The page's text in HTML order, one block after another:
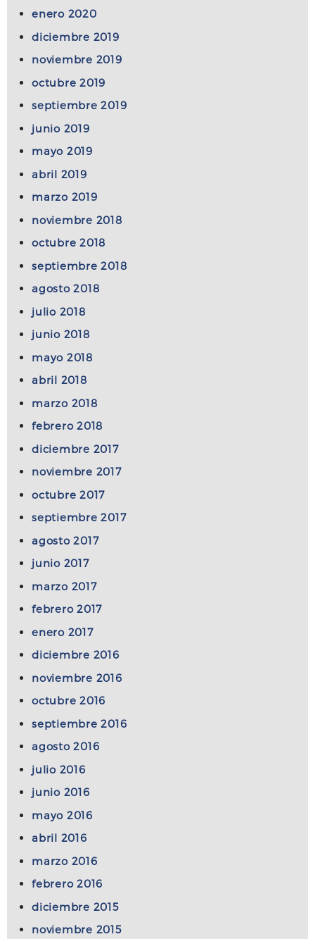
enero 2020
diciembre 2019
noviembre 2019
octubre 2019
septiembre 2019
junio 2019
mayo 2019
abril 2019
marzo 2019
noviembre 2018
octubre 2018
septiembre 2018
agosto 2018
julio 2018
junio 2018
mayo 2018
abril 2018
marzo 2018
febrero 2018
diciembre 2017
noviembre 2017
octubre 2017
septiembre 2017
agosto 2017
junio 2017
marzo 2017
febrero 2017
enero 2017
diciembre 2016
noviembre 2016
octubre 2016
septiembre 2016
agosto 2016
julio 2016
junio 2016
mayo 2016
abril 2016
marzo 2016
febrero 2016
diciembre 2015
noviembre 2015